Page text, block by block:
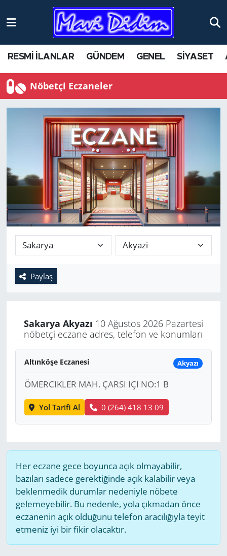
RESMİ İLANLAR GÜNDEM GENEL SİYASET
Nöbetçi Eczaneler
Paylaş
Sakarya Akyazı 10 Ağustos 2026 Pazartesi
nöbetçi eczane adres, telefon ve konumları
Altınköşe Eczanesi Akyazı
ÖMERCIKLER MAH. ÇARSI IÇI NO:1 B
Yol Tarifi Al 0 (264) 418 13 09
Her eczane gece boyunca açık olmayabilir,
bazıları sadece gerektiğinde açık kalabilir veya
beklenmedik durumlar nedeniyle nöbete
gelemeyebilir. Bu nedenle, yola çıkmadan önce
eczanenin açık olduğunu telefon aracılığıyla teyit
etmeniz iyi bir fikir olacaktır.